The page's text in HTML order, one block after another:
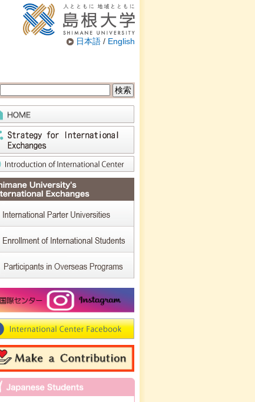
日本語 / English